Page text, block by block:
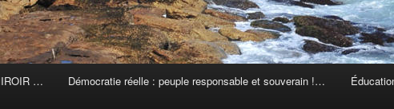
… Démocratie réelle : peuple responsable et souverain !…